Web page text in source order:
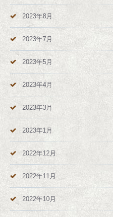
2023年8月
2023年7月
2023年5月
2023年4月
2023年3月
2023年1月
2022年12月
2022年11月
2022年10月